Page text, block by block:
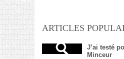
ARTICLES
J’ai testé
Minceur